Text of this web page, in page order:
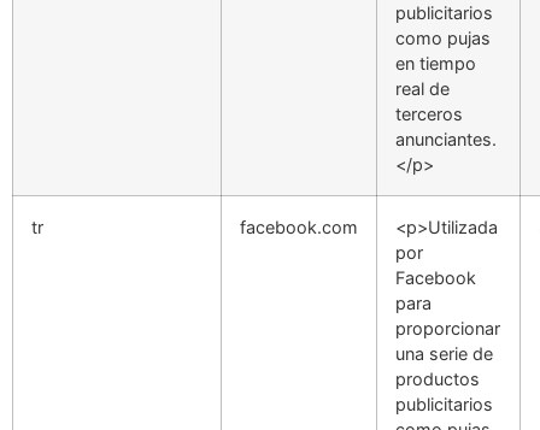
publicitarios
como pujas
en tiempo
real de
terceros
anunciantes.
</p>
tr facebook.com
<p>Utilizada
por
Facebook
para
proporcionar
una serie de
productos
publicitarios